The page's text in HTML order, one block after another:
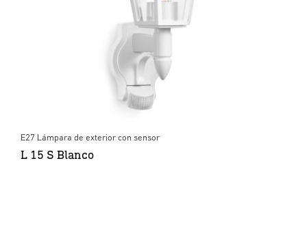
E27 Lámpara de exterior con sensor
L 15 S Blanco